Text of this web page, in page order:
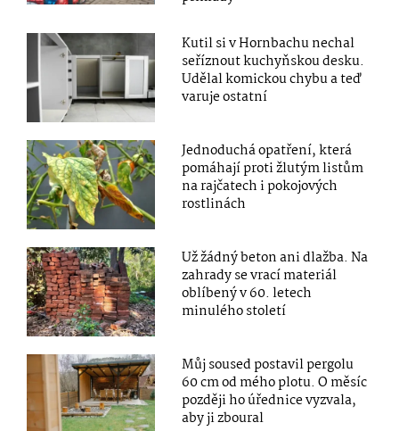
Kutil si v Hornbachu nechal
seříznout kuchyňskou desku.
Udělal komickou chybu a teď
varuje ostatní
Jednoduchá opatření, která
pomáhají proti žlutým listům
na rajčatech i pokojových
rostlinách
Už žádný beton ani dlažba. Na
zahrady se vrací materiál
oblíbený v 60. letech
minulého století
Můj soused postavil pergolu
60 cm od mého plotu. O měsíc
později ho úřednice vyzvala,
aby ji zboural